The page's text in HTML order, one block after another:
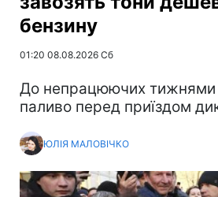
бензину
01:20 08.08.2026 Сб
До непрацюючих тижнями
паливо перед приїздом
ЮЛІЯ МАЛОВІЧКО